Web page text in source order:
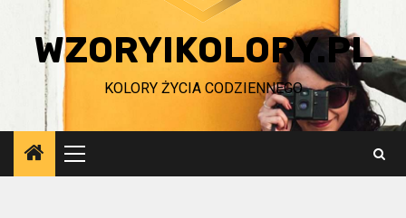
WZORYIKOLORY.PL
KOLORY ŻYCIA CODZIENNEGO
Menu
główne